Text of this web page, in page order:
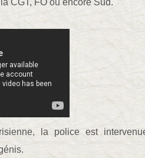
CGT, FO ou encore Sud.
la police est